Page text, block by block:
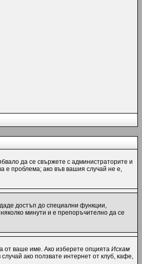
да се свържете с администраторите и
е проблема; ако във вашия случай не е,
достъп до специални функции,
минути и е препоръчително да се
от ваше име. Ако изберете опцията Искам
ако ползвате интернет от клуб, кафе,